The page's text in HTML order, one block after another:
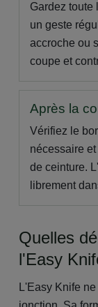
Gardez toute
un geste
accroche ou
coupe et
Après la
Vérifiez le
nécessaire
de ceinture.
librement
Quelles
l'Easy
L'Easy Knife